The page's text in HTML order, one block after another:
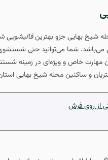
شیخ بهایی جزو بهترینقالیشویی
می‌باشد. شما می‌توانید حتی
مهارت خاص و ویژه‌ای در زمینه
و ساکنین محله شیخ بهایی
از روی فرش